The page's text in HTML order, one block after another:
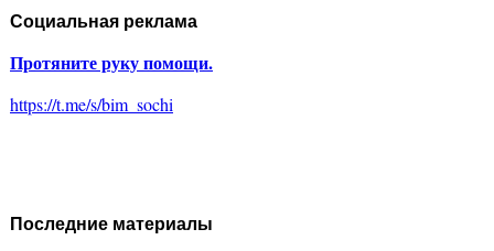
Социальная реклама
Протяните руку помощи.
https://t.me/s/bim_sochi
Последние материалы